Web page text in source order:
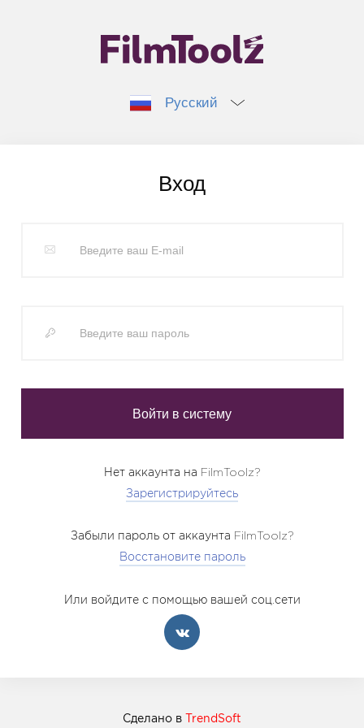
Русский
Вход
Нет аккаунта на FilmToolz?
Зарегистрируйтесь
Забыли пароль от аккаунта FilmToolz?
Восстановите пароль
Или войдите с помощью вашей соц.сети
Сделано в TrendSoft